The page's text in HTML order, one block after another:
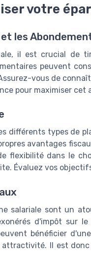
votre
les
il est crucial de
peuvent
vous de
pour maximiser cet
différents types de
avantages
flexibilité dans le
Évaluez vos
salariale sont un
d'impôt sur
bénéficier
Il est